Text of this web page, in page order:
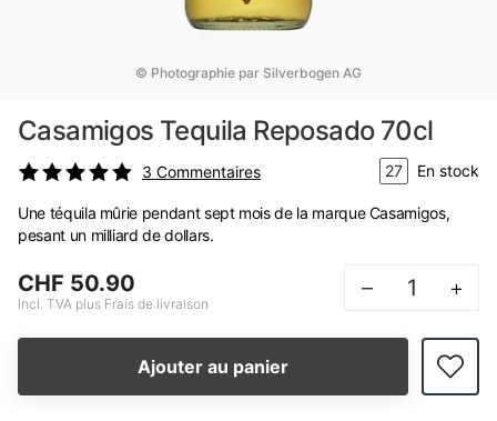
© Photographie par Silverbogen AG
Casamigos Tequila Reposado 70cl
3 Commentaires 27 En stock
Une téquila mûrie pendant sept mois de la marque Casamigos,
pesant un milliard de dollars.
CHF 50.90
Incl. TVA plus Frais de livraison
– +
Ajouter au panier